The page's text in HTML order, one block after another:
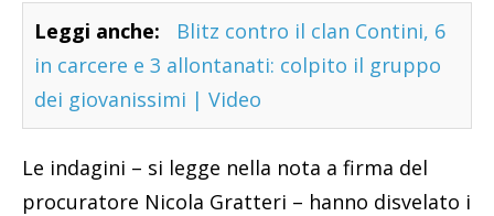
Leggi anche:
Blitz contro il clan Contini, 6
in carcere e 3 allontanati: colpito il gruppo
dei giovanissimi | Video
Le indagini – si legge nella nota a firma del
procuratore Nicola Gratteri – hanno disvelato i